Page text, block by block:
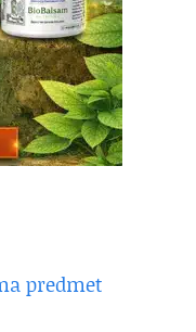
predmet